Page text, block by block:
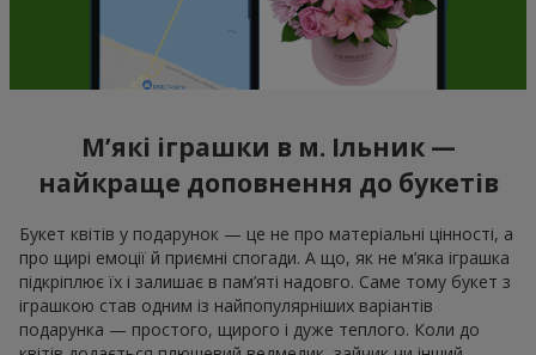
М’які іграшки в м. Ільник —
найкраще доповнення до букетів
Букет квітів у подарунок — це не про матеріальні цінності, а
про щирі емоції й приємні спогади. А що, як не м’яка іграшка
підкріплює їх і залишає в пам’яті надовго. Саме тому букет з
іграшкою став одним із найпопулярніших варіантів
подарунка — простого, щирого і дуже теплого. Коли до